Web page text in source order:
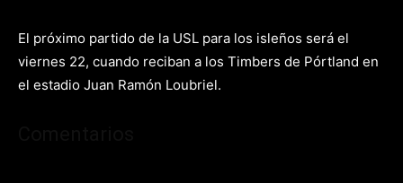
El próximo partido de la USL para los isleños será el
viernes 22, cuando reciban a los Timbers de Pórtland en
el estadio Juan Ramón Loubriel.